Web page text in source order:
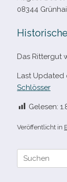
08344
Das Rittergut
Last Updated
Schlösser
Gelesen:
Veröffentlicht in
Suche